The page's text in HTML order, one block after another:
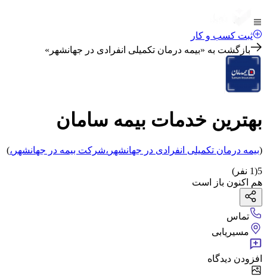
ثبت کسب و کار
بازگشت به «بیمه درمان تکمیلی انفرادی در جهانشهر »
بهترین خدمات بیمه سامان
(بیمه درمان تکمیلی انفرادی در جهانشهر ،شرکت بیمه در جهانشهر ،)
5
(
1 نفر)
هم اکنون باز است
تماس
مسیریابی
افزودن دیدگاه